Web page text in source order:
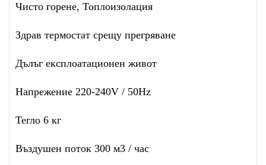
Чисто горене, Топлоизолация
Здрав термостат срещу прегряване
Дълъг експлоатационен живот
Напрежение 220-240V / 50Hz
Тегло 6 кг
Въздушен поток 300 м3 / час